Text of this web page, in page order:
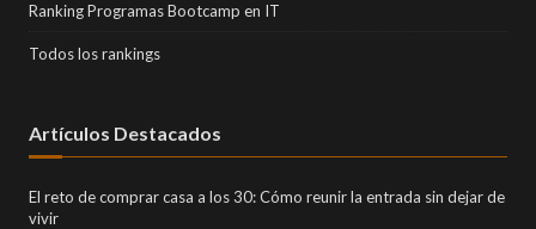
Ranking Programas Bootcamp en IT
Todos los rankings
Artículos Destacados
El reto de comprar casa a los 30: Cómo reunir la entrada sin dejar de
vivir